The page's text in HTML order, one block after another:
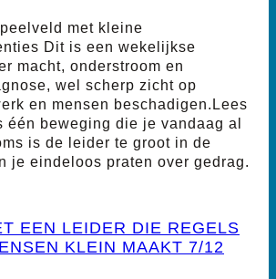
met kleine
Dit is een wekelijkse
macht, onderstroom en
wel scherp zicht op
en mensen beschadigen.Lees
één beweging die je vandaag al
is de leider te groot in de
je eindeloos praten over gedrag.
EEN LEIDER DIE REGELS
KLEIN MAAKT 7/12